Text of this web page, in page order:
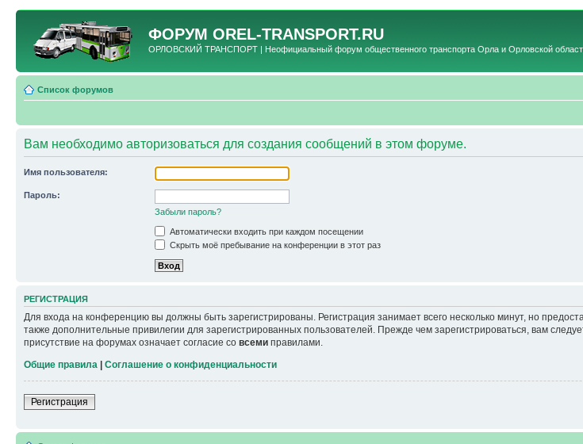
ФОРУМ OREL-TRANSPORT.RU
ОРЛОВСКИЙ ТРАНСПОРТ | Неофициальный форум общественного транспорта Орла и Орловской
Список форумов
Вам необходимо авторизоваться для создания сообщений в этом форуме.
Имя пользователя:
Пароль:
Забыли пароль?
Автоматически входить при каждом посещении
Скрыть моё пребывание на конференции в этот раз
РЕГИСТРАЦИЯ
Для входа на конференцию вы должны быть зарегистрированы. Регистрация занимает всего несколько минут, но
также дополнительные привилегии для зарегистрированных пользователей. Прежде чем зарегистрироваться, вам
присутствие на форумах означает согласие со всеми правилами.
Общие правила
Соглашение о конфиденциальности
Регистрация